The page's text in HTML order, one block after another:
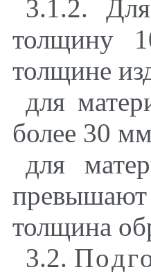
3.1.2.
толщину
толщине
для
более 30
для
толщина
3.2.